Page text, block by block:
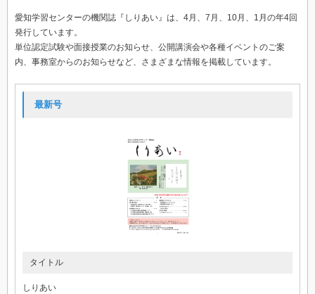
愛知学習センターの機関誌『しりあい』は、4月、7月、10月、1月の年4回
発行しています。
単位認定試験や面接授業のお知らせ、公開講演会や各種イベントのご案
内、事務室からのお知らせなど、さまざまな情報を掲載しています。
最新号
タイトル
しりあい